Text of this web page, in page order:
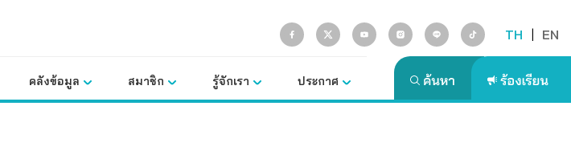
TH | EN
คลังข้อมูล สมาชิก รู้จักเรา ประกาศ